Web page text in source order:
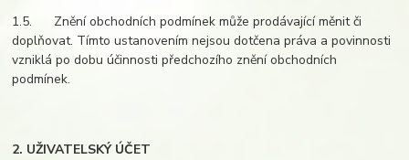
1.5. Znění obchodních podmínek může prodávající měnit či
doplňovat. Tímto ustanovením nejsou dotčena práva a povinnosti
vzniklá po dobu účinnosti předchozího znění obchodních
podmínek.
2. UŽIVATELSKÝ ÚČET